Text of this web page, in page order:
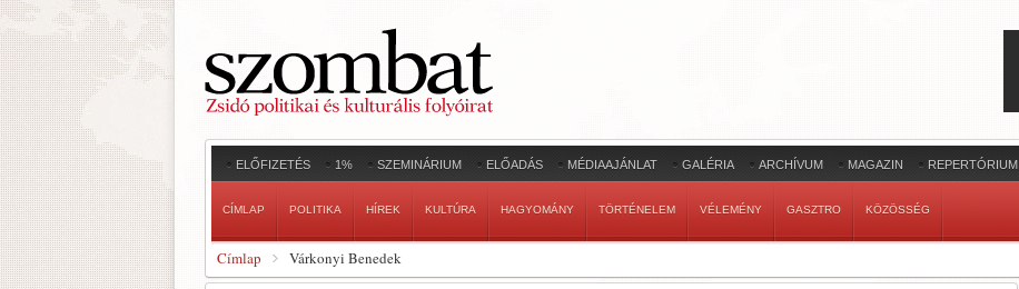
ELŐFIZETÉS 1% SZEMINÁRIUM ELŐADÁS MÉDIAAJÁNLAT GALÉRIA ARCHÍVUM MAGAZIN REPERTÓRIUM
CÍMLAP POLITIKA HÍREK KULTÚRA HAGYOMÁNY TÖRTÉNELEM VÉLEMÉNY GASZTRO KÖZÖSSÉG
Címlap Várkonyi Benedek